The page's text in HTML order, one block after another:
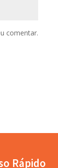
comentar.
Rápido